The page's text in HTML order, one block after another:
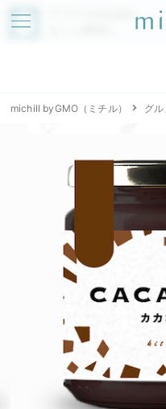
アプリでmichillが
michill byGMO（ミチル） グ